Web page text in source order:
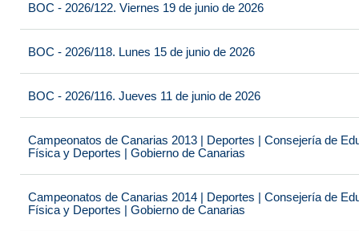
BOC - 2026/122. Viernes 19 de junio de 2026
BOC - 2026/118. Lunes 15 de junio de 2026
BOC - 2026/116. Jueves 11 de junio de 2026
Campeonatos de Canarias 2013 | Deportes | Consejería de
Física y Deportes | Gobierno de Canarias
Campeonatos de Canarias 2014 | Deportes | Consejería de
Física y Deportes | Gobierno de Canarias